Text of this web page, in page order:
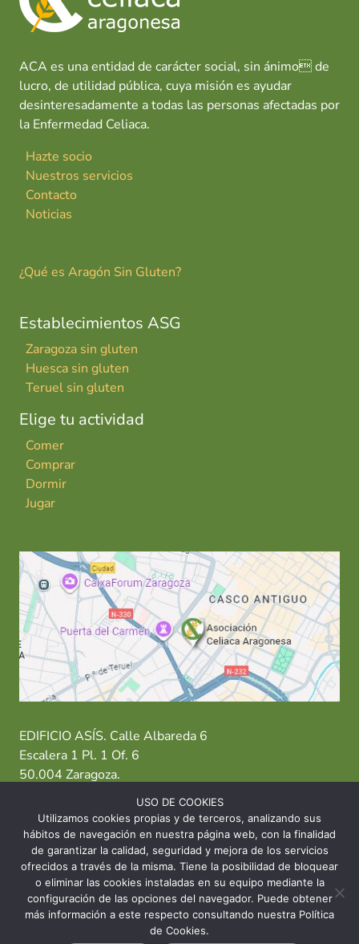
ACA es una entidad de carácter social, sin ánimo de
lucro, de utilidad pública, cuya misión es ayudar
desinteresadamente a todas las personas afectadas por
la Enfermedad Celiaca.
Hazte socio
Nuestros servicios
Contacto
Noticias
¿Qué es Aragón Sin Gluten?
Establecimientos ASG
Zaragoza sin gluten
Huesca sin gluten
Teruel sin gluten
Elige tu actividad
Comer
Comprar
Dormir
Jugar
EDIFICIO ASÍS. Calle Albareda 6
Escalera 1 Pl. 1 Of. 6
50.004 Zaragoza.
T: 976 484 949 M: 635 638 563
Sede Zaragoza·Sede Huesca· Sede Teruel
© 2026 Asociación Celíaca Aragonesa
USO DE COOKIES
Utilizamos cookies propias y de terceros, analizando sus
hábitos de navegación en nuestra página web, con la finalidad
de garantizar la calidad, seguridad y mejora de los servicios
ofrecidos a través de la misma. Tiene la posibilidad de bloquear
o eliminar las cookies instaladas en su equipo mediante la
configuración de las opciones del navegador. Puede obtener
más información a este respecto consultando nuestra Política
de Cookies.